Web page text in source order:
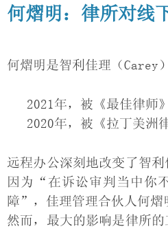
何熠明：律所对线
何熠明是智利佳理（Carey
2021年，被《最佳律师
2020年，被《拉丁美
远程办公深刻地改变了智
因为“在诉讼审判当中你
障”，佳理管理合伙人何熠
然而，最大的影响是律所